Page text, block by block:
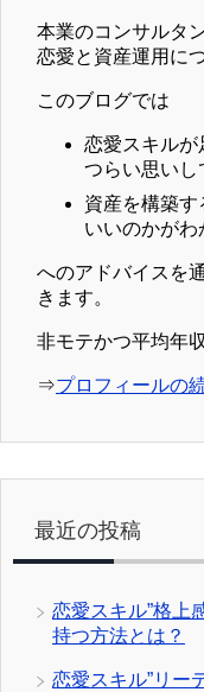
本業のコンサルタ
恋愛と資産運用に
このブログでは
恋愛スキルが
つらい思いし
資産を構築す
いいのかがわ
へのアドバイスを
きます。
非モテかつ平均年
⇒プロフィールの
最近の投稿
恋愛スキル”格上
持つ方法とは？
恋愛スキル”リー